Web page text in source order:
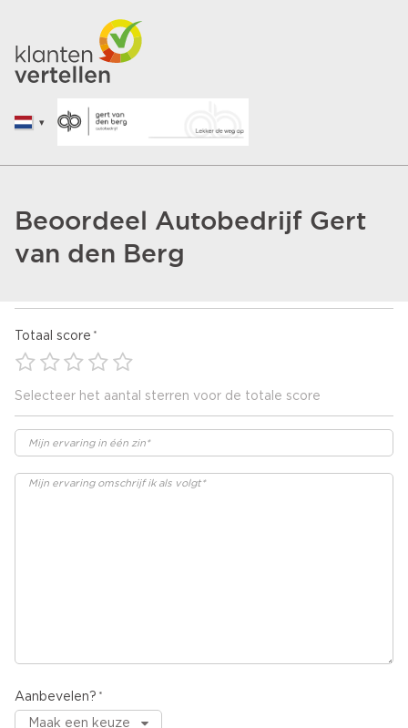
Beoordeel Autobedrijf Gert
van den Berg
Totaal score
Selecteer het aantal sterren voor de totale score
Aanbevelen?